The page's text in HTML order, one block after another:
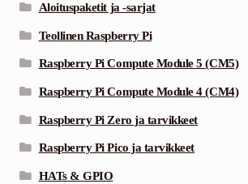
Aloituspaketit ja -sarjat
Teollinen Raspberry Pi
Raspberry Pi Compute Module 5 (CM5)
Raspberry Pi Compute Module 4 (CM4)
Raspberry Pi Zero ja tarvikkeet
Raspberry Pi Pico ja tarvikkeet
HATs & GPIO